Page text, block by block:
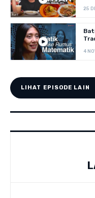
25
4
LIHAT EPISODE LAIN